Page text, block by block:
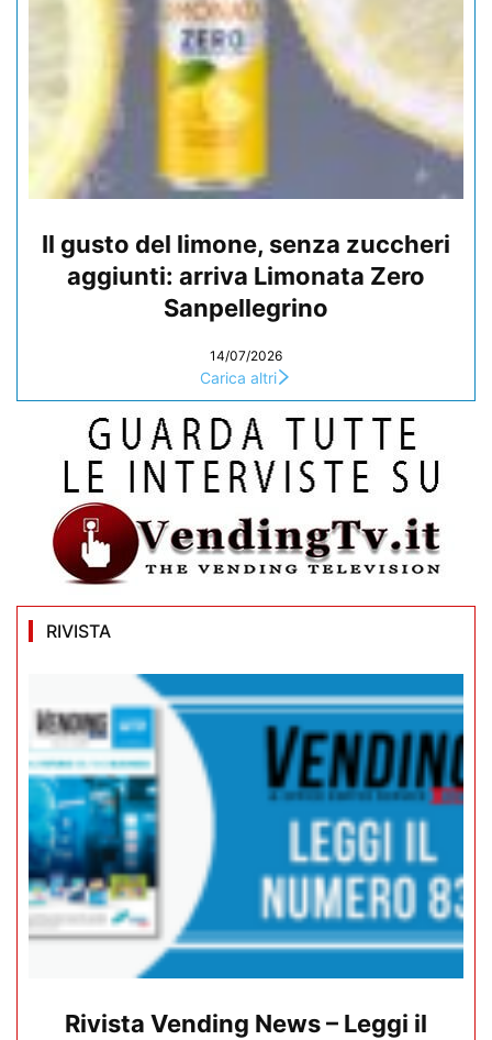
Il gusto del limone, senza zuccheri
aggiunti: arriva Limonata Zero
Sanpellegrino
14/07/2026
Carica altri
RIVISTA
Rivista Vending News – Leggi il